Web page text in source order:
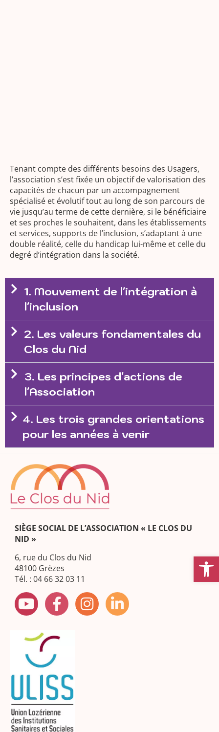
Ouvrir
Tenant compte des différents besoins des Usagers,
l’association s’est fixée un objectif de valorisation des
capacités de chacun par un accompagnement
spécialisé et évolutif tout au long de son parcours de
vie jusqu’au terme de cette dernière, si le bénéficiaire
et ses proches le souhaitent, dans les établissements
et services, supports de l’inclusion, s’adaptant à une
double réalité, celle du handicap lui-même et celle du
degré d’intégration dans la société.
1. Mouvement de l'intégration à
l'inclusion
2. Les valeurs fondamentales du
Clos du Nid
3. Les principes d'actions de
l'Association
4. Les trois grandes orientations
pour les années à venir
SIÈGE SOCIAL DE L’ASSOCIATION « LE CLOS DU
NID »
6, rue du Clos du Nid
48100 Grèzes
Tél. : 04 66 32 03 11